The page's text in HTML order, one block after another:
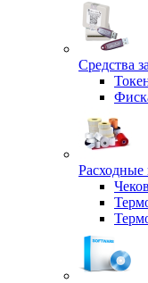
Средства
Расходные